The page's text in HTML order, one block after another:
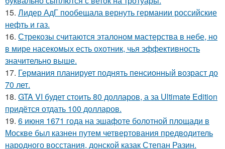
15. Лидер АдГ пообещала вернуть германии российские
нефть и газ.
16. Стрекозы считаются эталоном мастерства в небе, но
в мире насекомых есть охотник, чья эффективность
значительно выше.
17. Германия планирует поднять пенсионный возраст до
70 лет.
18. GTA VI будет стоить 80 долларов, а за Ultimate Edition
придётся отдать 100 долларов.
19. 6 июня 1671 года на эшафоте болотной площади в
Москве был казнен путем четвертования предводитель
народного восстания, донской казак Степан Разин.